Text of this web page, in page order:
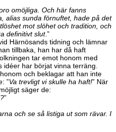
omöjliga. Och här fanns
alias sunda förnuftet, hade på det
mot slöhet och tradition, och
definitivt slut.”
Härnösands tidning och lämnar
tillbaka, han har då haft
tar emot honom med
har börjat vinna terräng.
och beklagar att han inte
”Va trevligt vi skulle ha haft!” När
säger de:
”
och se så listiga ut som rävar. I